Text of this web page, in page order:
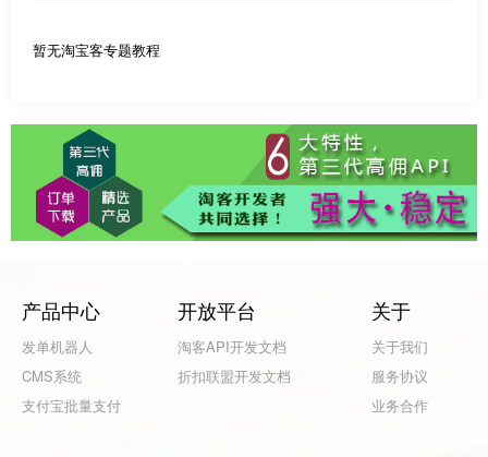
暂无淘宝客专题教程
产品中心
发单机器人
CMS系统
支付宝批量支付
开放平台
淘客API开发文档
折扣联盟开发文档
关于
关于我们
服务协议
业务合作